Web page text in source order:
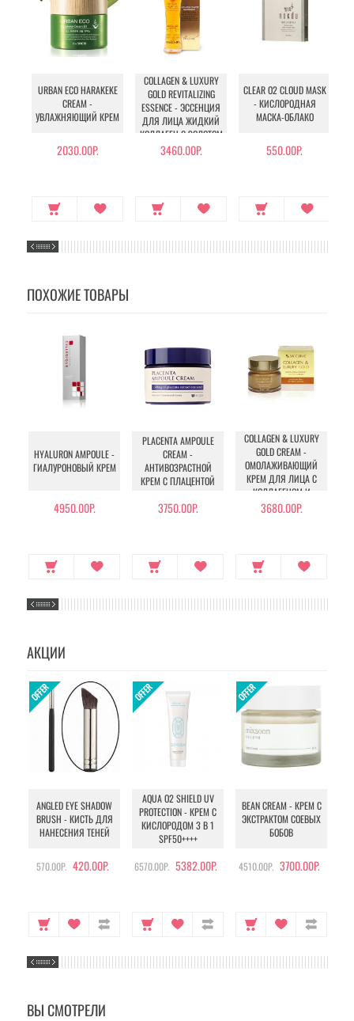
URBAN ECO HARAKEKE
CREAM -
УВЛАЖНЯЮЩИЙ КРЕМ
2030.00Р.
COLLAGEN & LUXURY
GOLD REVITALIZING
ESSENCE - ЭССЕНЦИЯ
ДЛЯ ЛИЦА ЖИДКИЙ
КОЛЛАГЕН С ЗОЛОТОМ
3460.00Р.
CLEAR O2 CLOUD MASK
- КИСЛОРОДНАЯ
МАСКА-ОБЛАКО
550.00Р.
ПОХОЖИЕ ТОВАРЫ
HYALURON AMPOULE -
ГИАЛУРОНОВЫЙ КРЕМ
4950.00Р.
PLACENTA AMPOULE
CREAM -
АНТИВОЗРАСТНОЙ
КРЕМ С ПЛАЦЕНТОЙ
3750.00Р.
COLLAGEN & LUXURY
GOLD CREAM -
ОМОЛАЖИВАЮЩИЙ
КРЕМ ДЛЯ ЛИЦА С
КОЛЛАГЕНОМ И
КОЛЛОИДНЫМ
3680.00Р.
АКЦИИ
ANGLED EYE SHADOW
BRUSH - КИСТЬ ДЛЯ
НАНЕСЕНИЯ ТЕНЕЙ
570.00Р. 420.00Р.
AQUA O2 SHIELD UV
PROTECTION - КРЕМ С
КИСЛОРОДОМ 3 В 1
SPF50++++
6570.00Р. 5382.00Р.
BEAN CREAM - КРЕМ С
ЭКСТРАКТОМ СОЕВЫХ
БОБОВ
4510.00Р. 3700.00Р.
ВЫ СМОТРЕЛИ